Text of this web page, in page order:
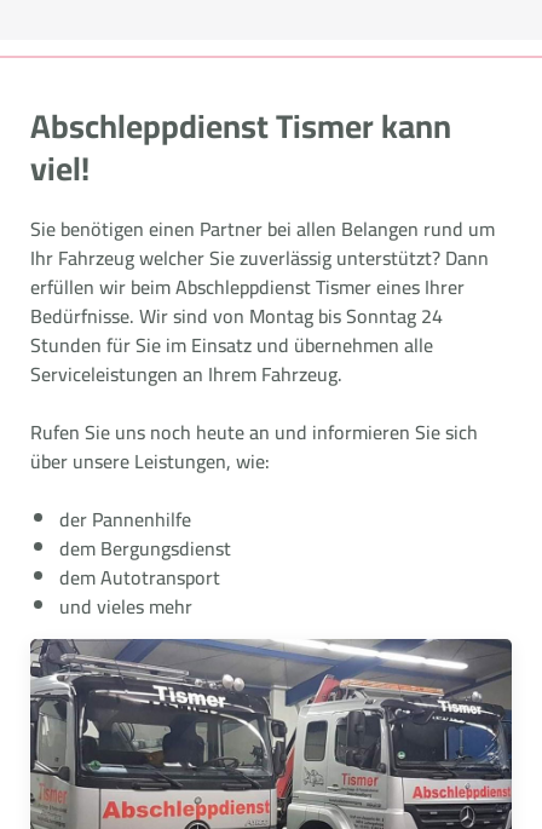
Abschleppdienst Tismer kann
viel!
Sie benötigen einen Partner bei allen Belangen rund um
Ihr Fahrzeug welcher Sie zuverlässig unterstützt? Dann
erfüllen wir beim Abschleppdienst Tismer eines Ihrer
Bedürfnisse. Wir sind von Montag bis Sonntag 24
Stunden für Sie im Einsatz und übernehmen alle
Serviceleistungen an Ihrem Fahrzeug.
Rufen Sie uns noch heute an und informieren Sie sich
über unsere Leistungen, wie:
der Pannenhilfe
dem Bergungsdienst
dem Autotransport
und vieles mehr